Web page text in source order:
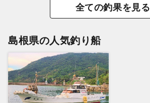
全ての釣果を見る
島根県の人気釣り船